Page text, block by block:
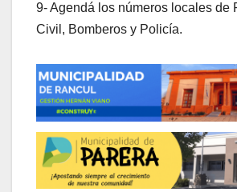
9- Agendá los números locales de
Civil, Bomberos y Policía.